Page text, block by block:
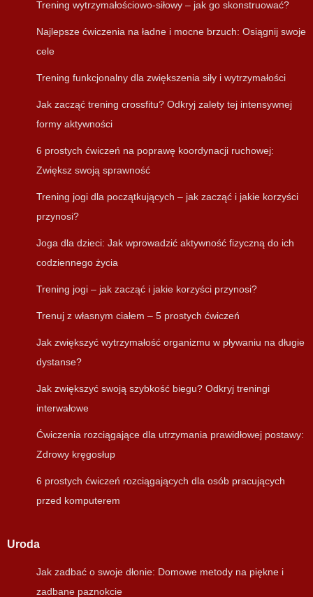
Trening wytrzymałościowo-siłowy – jak go skonstruować?
Najlepsze ćwiczenia na ładne i mocne brzuch: Osiągnij swoje
cele
Trening funkcjonalny dla zwiększenia siły i wytrzymałości
Jak zacząć trening crossfitu? Odkryj zalety tej intensywnej
formy aktywności
6 prostych ćwiczeń na poprawę koordynacji ruchowej:
Zwiększ swoją sprawność
Trening jogi dla początkujących – jak zacząć i jakie korzyści
przynosi?
Joga dla dzieci: Jak wprowadzić aktywność fizyczną do ich
codziennego życia
Trening jogi – jak zacząć i jakie korzyści przynosi?
Trenuj z własnym ciałem – 5 prostych ćwiczeń
Jak zwiększyć wytrzymałość organizmu w pływaniu na długie
dystanse?
Jak zwiększyć swoją szybkość biegu? Odkryj treningi
interwałowe
Ćwiczenia rozciągające dla utrzymania prawidłowej postawy:
Zdrowy kręgosłup
6 prostych ćwiczeń rozciągających dla osób pracujących
przed komputerem
Uroda
Jak zadbać o swoje dłonie: Domowe metody na piękne i
zadbane paznokcie